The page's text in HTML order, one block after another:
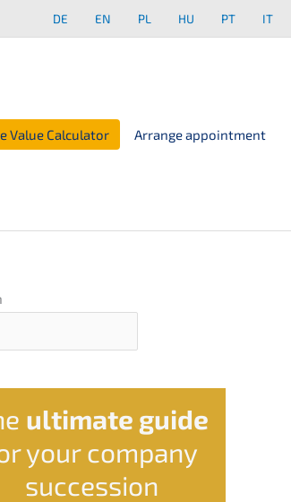
DE EN PL HU PT IT
Value Calculator Arrange appointment
ultima­te guide
your compa­ny
succession